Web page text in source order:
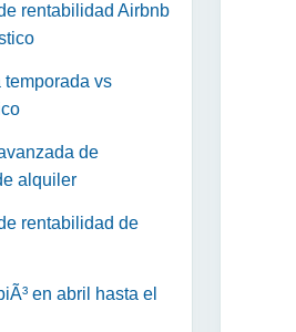
rentabilidad Airbnb
vs
de
alquiler
rentabilidad de
en abril hasta el